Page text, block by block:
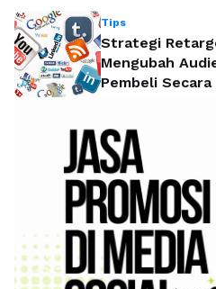
Tips
Strategi
Mengubah
Pembeli